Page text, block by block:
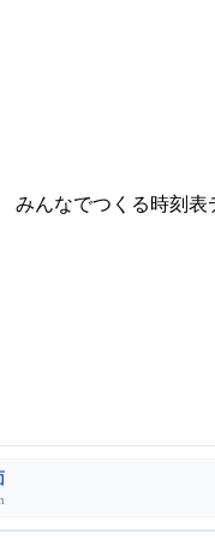
みんなでつくる時刻表